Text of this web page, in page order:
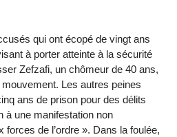
qui ont écopé de vingt ans
à porter atteinte à la sécurité
Zefzafi, un chômeur de 40 ans,
Les autres peines
ans de prison pour des délits
à une manifestation non
forces de l’ordre ». Dans la foulée,